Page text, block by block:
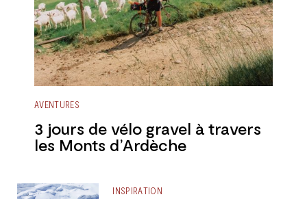
AVENTURES
3 jours de vélo gravel à travers
les Monts d’Ardèche
INSPIRATION